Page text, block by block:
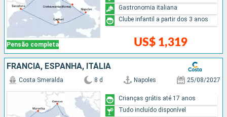
Pensão completa US$ 1,319
Gastronomia italiana
Clube infantil a partir dos 3 anos
FRANCIA, ESPANHA, ITÁLIA
Costa Smeralda 8 d Napoles 25/08/2027
Crianças grátis até 17 anos
Tudo incluído disponível